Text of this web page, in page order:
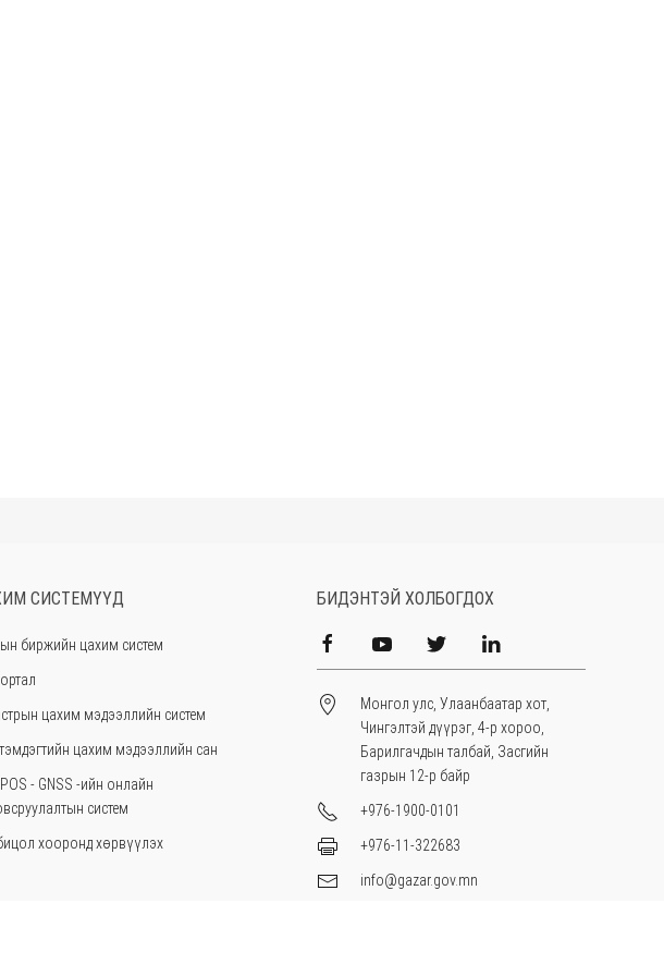
СИСТЕМҮҮД
биржийн цахим систем
цахим мэдээллийн систем
цахим мэдээллийн сан
- GNSS -ийн онлайн
систем
хооронд хөрвүүлэх
БИДЭНТЭЙ ХОЛБОГДОХ
Монгол улс, Улаанбаатар хот,
Чингэлтэй дүүрэг, 4-р хороо,
Барилгачдын талбай, Засгийн
газрын 12-р байр
+976-1900-0101
+976-11-322683
info@gazar.gov.mn